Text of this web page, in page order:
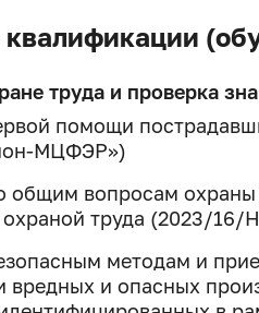
труда и проверка
помощи
МЦФЭР»)
общим вопросам
охраной труда (2023/
методам и
вредных и опасных